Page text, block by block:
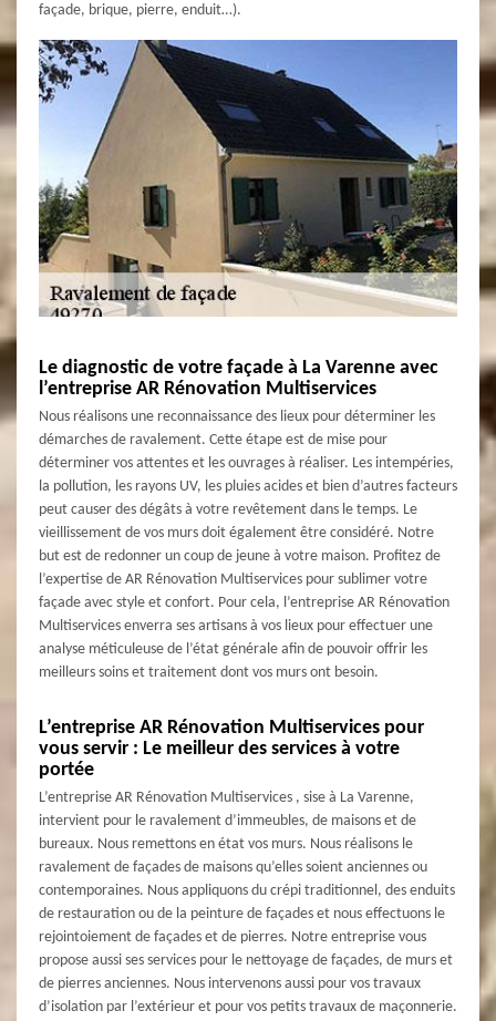
façade, brique, pierre, enduit…).
Le diagnostic de votre façade à La Varenne avec
l’entreprise AR Rénovation Multiservices
Nous réalisons une reconnaissance des lieux pour déterminer les
démarches de ravalement. Cette étape est de mise pour
déterminer vos attentes et les ouvrages à réaliser. Les intempéries,
la pollution, les rayons UV, les pluies acides et bien d’autres facteurs
peut causer des dégâts à votre revêtement dans le temps. Le
vieillissement de vos murs doit également être considéré. Notre
but est de redonner un coup de jeune à votre maison. Profitez de
l’expertise de AR Rénovation Multiservices pour sublimer votre
façade avec style et confort. Pour cela, l’entreprise AR Rénovation
Multiservices enverra ses artisans à vos lieux pour effectuer une
analyse méticuleuse de l’état générale afin de pouvoir offrir les
meilleurs soins et traitement dont vos murs ont besoin.
L’entreprise AR Rénovation Multiservices pour
vous servir : Le meilleur des services à votre
portée
L’entreprise AR Rénovation Multiservices , sise à La Varenne,
intervient pour le ravalement d’immeubles, de maisons et de
bureaux. Nous remettons en état vos murs. Nous réalisons le
ravalement de façades de maisons qu’elles soient anciennes ou
contemporaines. Nous appliquons du crépi traditionnel, des enduits
de restauration ou de la peinture de façades et nous effectuons le
rejointoiement de façades et de pierres. Notre entreprise vous
propose aussi ses services pour le nettoyage de façades, de murs et
de pierres anciennes. Nous intervenons aussi pour vos travaux
d’isolation par l’extérieur et pour vos petits travaux de maçonnerie.